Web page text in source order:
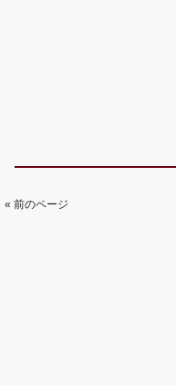
« 前のページ